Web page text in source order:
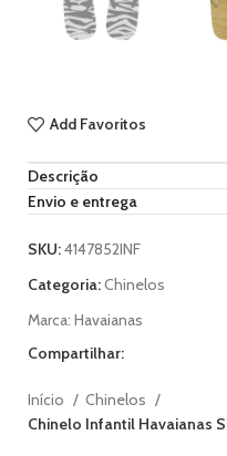
Add Favoritos
Descrição
Envio e entrega
SKU:4147852INF
Categoria:Chinelos
Marca: Havaianas
Compartilhar:
Início
Chinelos
Chinelo Infantil Havaianas